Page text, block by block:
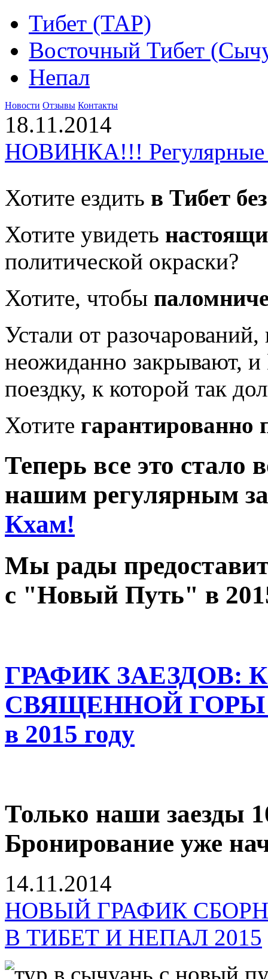
Тибет (ТАР)
Восточный Тибет
Непал
Новости Отзывы Контакты
18.11.2014
НОВИНКА!!! Регулярные
Хотите ездить в Тибет
Хотите увидеть
политической окраски?
Хотите, чтобы
Устали от
неожиданно закрывают,
поездку, к которой так
Хотите гарантированно
Теперь все это стало
нашим регулярным
Кхам!
Мы рады
с "Новый Путь" в
ГРАФИК ЗАЕЗДОВ:
СВЯЩЕННОЙ ГОРЫ
в 2015 году
Только наши заезды
Бронирование уже
14.11.2014
НОВЫЙ ГРАФИК
В ТИБЕТ И НЕПАЛ 2015